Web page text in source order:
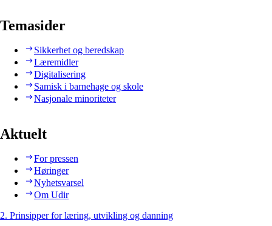
Temasider
Sikkerhet og beredskap
Læremidler
Digitalisering
Samisk i barnehage og skole
Nasjonale minoriteter
Aktuelt
For pressen
Høringer
Nyhetsvarsel
Om Udir
2. Prinsipper for læring, utvikling og danning